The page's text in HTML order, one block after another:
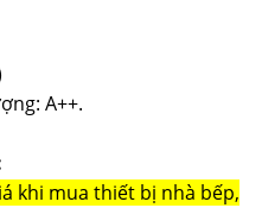
A++.
khi mua thiết bị nhà bếp,